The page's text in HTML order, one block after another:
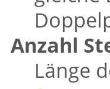
Anzahl
Länge